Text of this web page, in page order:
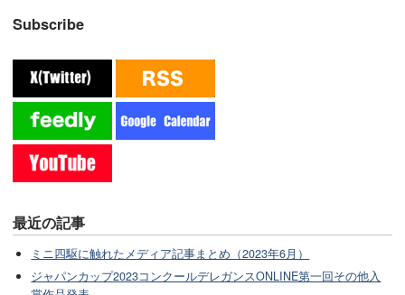
Subscribe
最近の記事
ミニ四駆に触れたメディア記事まとめ（2023年6月）
ジャパンカップ2023コンクールデレガンスONLINE第一回その他入